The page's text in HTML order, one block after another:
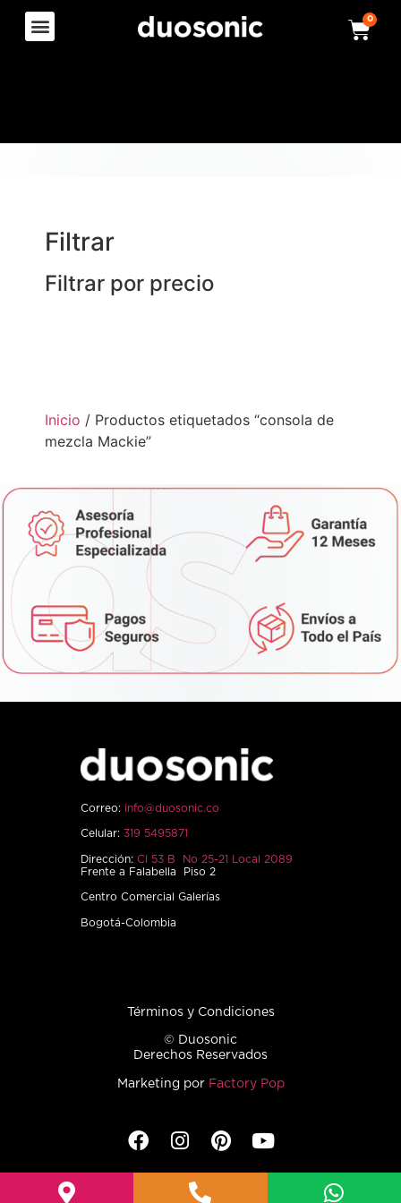
0
Filtrar
Filtrar por precio
Inicio / Productos etiquetados “consola de
mezcla Mackie”
Correo: info@duosonic.co
Celular: 319 5495871
Dirección: Cl 53 B No 25-21 Local 2089
Frente a Falabella Piso 2
Centro Comercial Galerías
Bogotá-Colombia
Términos y Condiciones
© Duosonic
Derechos Reservados
Marketing por Factory Pop